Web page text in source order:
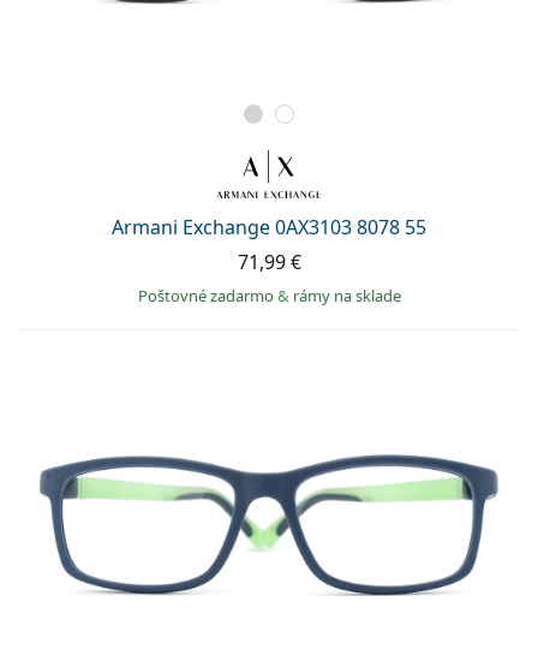
Armani Exchange 0AX3103 8078 55
71,99 €
Poštovné zadarmo& rámy na sklade